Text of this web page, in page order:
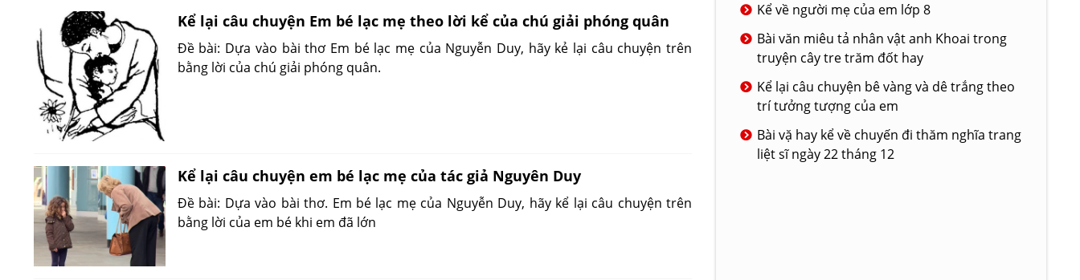
Kể lại câu chuyện Em bé lạc mẹ theo lời kể của chú giải phóng quân
Đề bài: Dựa vào bài thơ Em bé lạc mẹ của Nguyễn Duy, hãy kẻ lại câu chuyện trên
bằng lời của chú giải phóng quân.
Kể lại câu chuyện em bé lạc mẹ của tác giả Nguyên Duy
Đề bài: Dựa vào bài thơ. Em bé lạc mẹ của Nguyễn Duy, hãy kể lại câu chuyện trên
bằng lời của em bé khi em đã lớn
Kể về người mẹ của em lớp 8
Bài văn miêu tả nhân vật anh Khoai trong
truyện cây tre trăm đốt hay
Kể lại câu chuyện bê vàng và dê trắng theo
trí tưởng tượng của em
Bài vặ hay kể về chuyến đi thăm nghĩa trang
liệt sĩ ngày 22 tháng 12